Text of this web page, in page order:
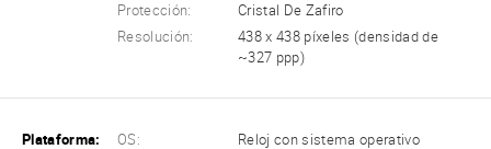
Protección:
Cristal De Zafiro
Resolución:
438 x 438 píxeles (densidad de
~327 ppp)
Plataforma: OS:
Reloj con sistema operativo